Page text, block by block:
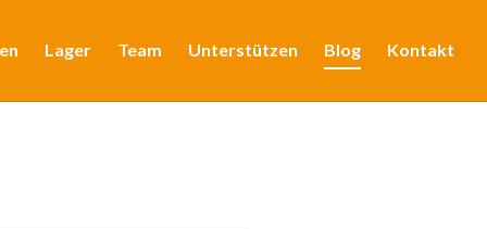
Lager Team Unterstützen Blog Kontakt